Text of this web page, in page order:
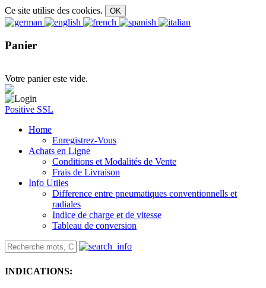
Ce site utilise des cookies.
Panier
Votre panier este vide.
Positive SSL
Home
Enregistrez-Vous
Achats en Ligne
Conditions et Modalités de Vente
Frais de Livraison
Info Utiles
Difference entre pneumatiques conventionnells et
radiales
Indice de charge et de vitesse
Tableau de conversion
INDICATIONS: